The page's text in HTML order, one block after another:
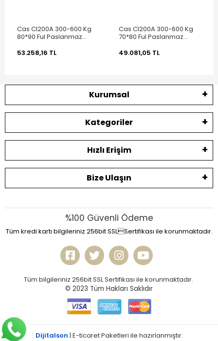
Cas CI200A 300-600 Kg
80*90 Ful Paslanmaz
53.258,16 TL
Cas CI200A 300-600 Kg
70*80 Ful Paslanmaz
49.081,05 TL
Kurumsal
Kategoriler
Hızlı Erişim
Bize Ulaşın
%100 Güvenli Ödeme
Tüm kredi kartı bilgileriniz 256bit SSLSertifikası ile korunmaktadır.
Tüm bilgileriniz 256bit SSL Sertifikası ile korunmaktadır.
© 2023 Tüm Hakları Saklıdır
Dijitalson | E-ticaret Paketleri ile hazırlanmıştır.